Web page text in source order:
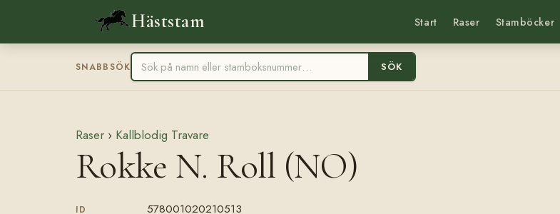
Häststam Start Raser Stamböcker
SNABBSÖK SÖK
Raser › Kallblodig Travare
Rokke N. Roll (NO)
ID 578001020210513